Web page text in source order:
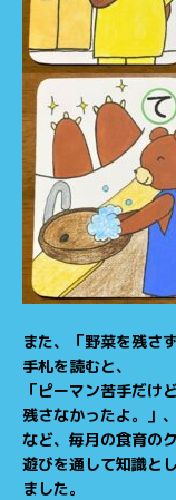
また、「野菜を残さ
手札を読むと、
「ピーマン苦手だけ
残さなかったよ。」
など、毎月の食育の
遊びを通して知識と
ました。